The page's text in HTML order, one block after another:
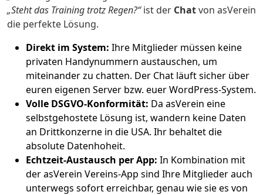
„Steht das Training trotz Regen?“ist der Chatvon asVerein
die perfekte Lösung.
Direkt im System: Ihre Mitglieder müssen keine
privaten Handynummern austauschen, um
miteinander zu chatten. Der Chat läuft sicher über
euren eigenen Server bzw. euer WordPress-System.
Volle DSGVO-Konformität: Da asVerein eine
selbstgehostete Lösung ist, wandern keine Daten
an Drittkonzerne in die USA. Ihr behaltet die
absolute Datenhoheit.
Echtzeit-Austausch per App: In Kombination mit
der asVerein Vereins-App sind Ihre Mitglieder auch
unterwegs sofort erreichbar, genau wie sie es von